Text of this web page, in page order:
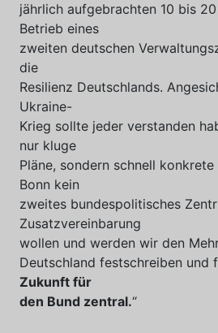
jährlich aufgebrachten 10 bis
Betrieb eines
zweiten deutschen
die
Resilienz Deutschlands.
Ukraine-
Krieg sollte jeder verstanden
nur kluge
Pläne, sondern schnell
Bonn kein
zweites bundespolitisches
Zusatzvereinbarung
wollen und werden wir den
Deutschland festschreiben und
Zukunft für
den Bund zentral.“